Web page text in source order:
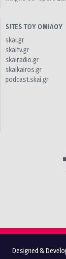
SITES ΤΟΥ ΟΜΙΛΟΥ
skai.gr
skaitv.gr
skairadio.gr
skaikairos.gr
podcast.skai.gr
Designed &